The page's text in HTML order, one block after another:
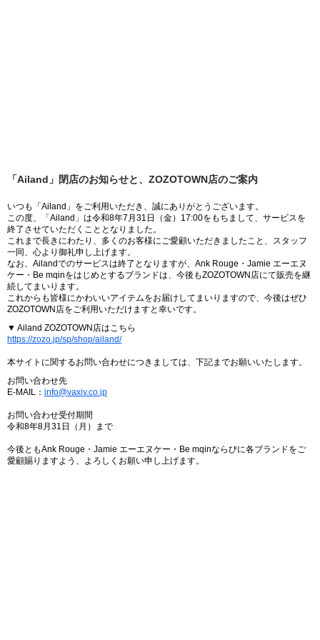
「Ailand」閉店のお知らせと、ZOZOTOWN店のご案内
いつも「Ailand」をご利用いただき、誠にありがとうございます。
この度、「Ailand」は令和8年7月31日（金）17:00をもちまして、サービスを
終了させていただくこととなりました。
これまで長きにわたり、多くのお客様にご愛顧いただきましたこと、スタッフ
一同、心より御礼申し上げます。
なお、Ailandでのサービスは終了となりますが、Ank Rouge・Jamie エーエヌ
ケー・Be mqinをはじめとするブランドは、今後もZOZOTOWN店にて販売を継
続してまいります。
これからも皆様にかわいいアイテムをお届けしてまいりますので、今後はぜひ
ZOZOTOWN店をご利用いただけますと幸いです。
▼ Ailand ZOZOTOWN店はこちら
https://zozo.jp/sp/shop/ailand/
本サイトに関するお問い合わせにつきましては、下記までお願いいたします。
お問い合わせ先
E-MAIL： info@vaxiv.co.jp
お問い合わせ受付期間
令和8年8月31日（月）まで
今後ともAnk Rouge・Jamie エーエヌケー・Be mqinならびに各ブランドをご
愛顧賜りますよう、よろしくお願い申し上げます。